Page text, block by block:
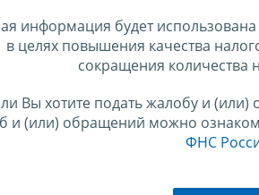
информация будет
в целях повышения качества
сокращения количества
Вы хотите подать жалобу и
и (или) обращений можно
ФНС